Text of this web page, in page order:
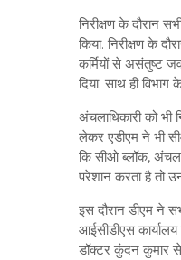
निरीक्षण के दौरान
किया. निरीक्षण के
कर्मियों से असंतुष्ट
दिया. साथ ही
अंचलाधिकारी को भी
लेकर एडीएम ने भी
कि सीओ ब्लॉक, अंचल,
परेशान करता है तो
इस दौरान डीएम ने
आईसीडीएस
डॉक्टर कुंदन कुमार से